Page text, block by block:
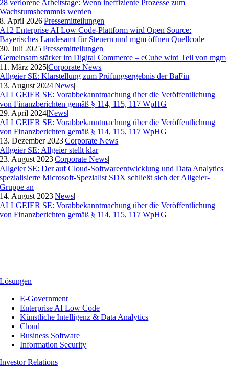
28 verlorene Arbeitstage: Wenn ineffiziente Prozesse zum
Wachstumshemmnis werden
8. April 2026|Pressemitteilungen|
A12 Enterprise AI Low Code-Plattform wird Open Source:
Bayerisches Landesamt für Steuern und mgm öffnen Quellcode
30. Juli 2025|Pressemitteilungen|
Gemeinsam stärker im Digital Commerce – eCube wird Teil von mgm
11. März 2025|Corporate News|
Allgeier SE: Klarstellung zum Prüfungsergebnis der BaFin
13. August 2024|News|
ALLGEIER SE: Vorabbekanntmachung über die Veröffentlichung
von Finanzberichten gemäß § 114, 115, 117 WpHG
29. April 2024|News|
ALLGEIER SE: Vorabbekanntmachung über die Veröffentlichung
von Finanzberichten gemäß § 114, 115, 117 WpHG
13. Dezember 2023|Corporate News|
Allgeier SE: Allgeier stellt klar
23. August 2023|Corporate News|
Allgeier SE: Der auf Cloud-Softwareentwicklung und Data Analytics
spezialisierte Microsoft-Spezialist SDX schließt sich der Allgeier-
Gruppe an
14. August 2023|News|
ALLGEIER SE: Vorabbekanntmachung über die Veröffentlichung
von Finanzberichten gemäß § 114, 115, 117 WpHG
Lösungen
E-Government
Enterprise AI Low Code
Künstliche Intelligenz & Data Analytics
Cloud
Business Software
Information Security
Investor Relations